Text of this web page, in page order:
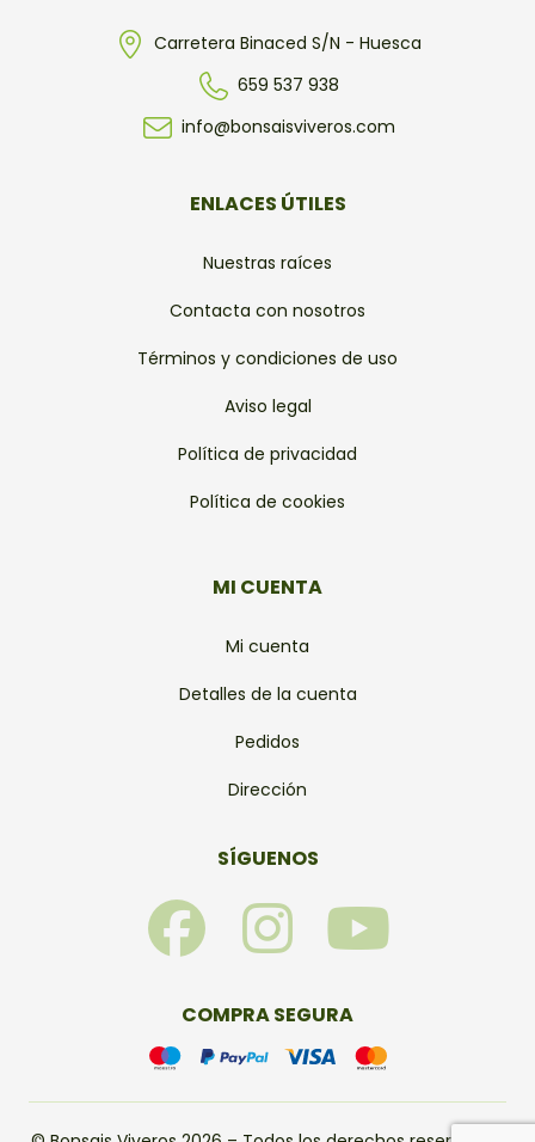
Carretera Binaced S/N - Huesca
659 537 938
info@bonsaisviveros.com
ENLACES ÚTILES
Nuestras raíces
Contacta con nosotros
Términos y condiciones de uso
Aviso legal
Política de privacidad
Política de cookies
MI CUENTA
Mi cuenta
Detalles de la cuenta
Pedidos
Dirección
SÍGUENOS
F
a
c
e
I
n
s
t
Y
u
t
COMPRA SEGURA